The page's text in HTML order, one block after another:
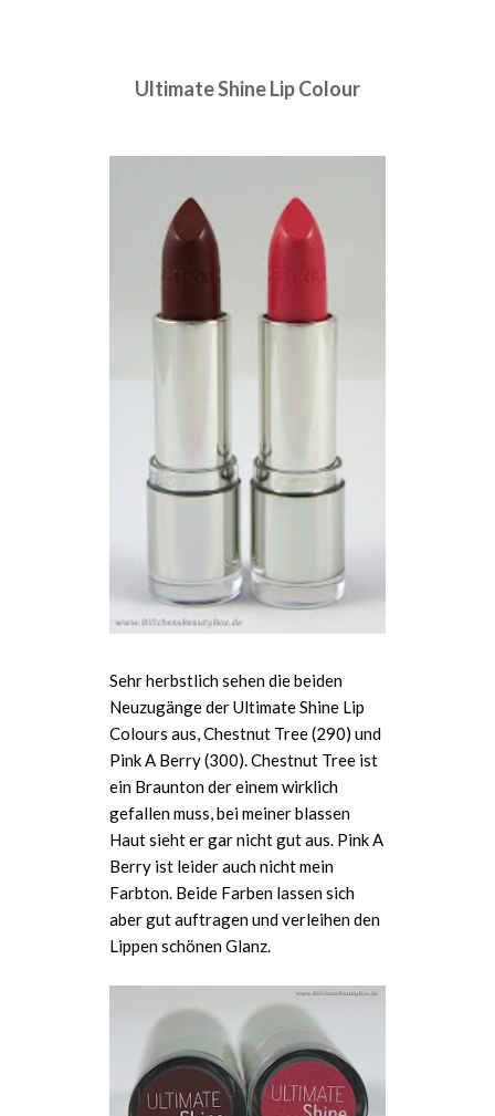
Ultimate Shine Lip Colour
Sehr herbstlich sehen die beiden
Neuzugänge der Ultimate Shine Lip
Colours aus, Chestnut Tree (290) und
Pink A Berry (300). Chestnut Tree ist
ein Braunton der einem wirklich
gefallen muss, bei meiner blassen
Haut sieht er gar nicht gut aus. Pink A
Berry ist leider auch nicht mein
Farbton. Beide Farben lassen sich
aber gut auftragen und verleihen den
Lippen schönen Glanz.